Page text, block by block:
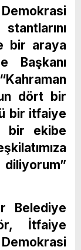
stantlarını
bir araya
Başkanı
dört bir
bir itfaiye
bir ekibe
Belediye
İtfaiye